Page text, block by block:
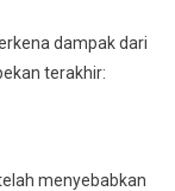
dampak dari
terakhir:
menyebabkan